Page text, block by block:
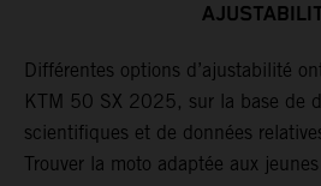
Différentes options d’ajustabilité
KTM 50 SX 2025, sur la base de
scientifiques et de données
Trouver la moto adaptée aux